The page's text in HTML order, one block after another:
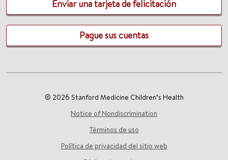
Enviar una tarjeta de felicitación
Pague sus cuentas
© 2026 Stanford Medicine Children’s Health
Notice of Nondiscrimination
Términos de uso
Política de privacidad del sitio web